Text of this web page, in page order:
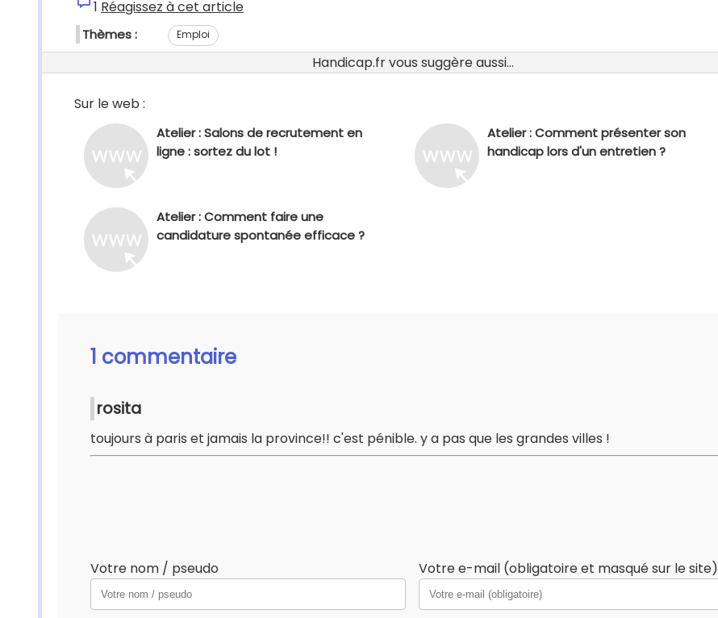
1 Réagissez à cet article
Thèmes : Emploi
Handicap.fr vous suggère aussi...
Sur le web :
Atelier : Salons de recrutement en
ligne : sortez du lot !
Atelier : Comment présenter son
handicap lors d'un entretien ?
Atelier : Comment faire une
candidature spontanée efficace ?
1 commentaire
rosita
toujours à paris et jamais la province!! c'est pénible. y a pas que les grandes villes !
Votre nom / pseudo Votre e-mail (obligatoire et masqué sur le site)